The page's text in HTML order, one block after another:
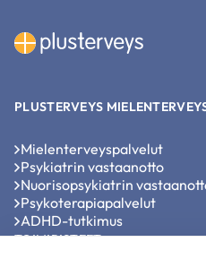
PLUSTERVEYS
Mielenterveyspalvelut
Psykiatrin vastaanotto
Nuorisopsykiatrin
Psykoterapiapalvelut
ADHD-tutkimus
TOIMIPISTEET